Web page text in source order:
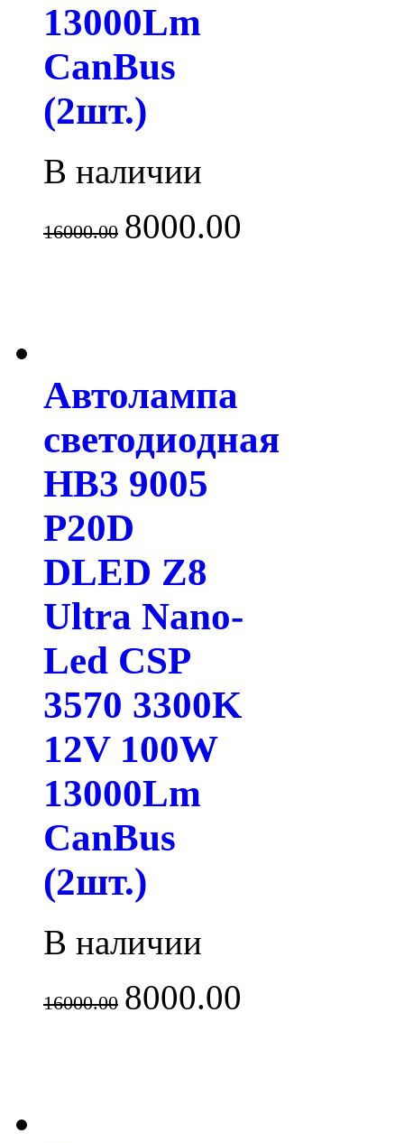
13000Lm
CanBus
(2шт.)
В наличии
16000.00 8000.00
Автолампа
светодиодная
HB3 9005
P20D
DLED Z8
Ultra Nano-
Led CSP
3570 3300K
12V 100W
13000Lm
CanBus
(2шт.)
В наличии
16000.00 8000.00